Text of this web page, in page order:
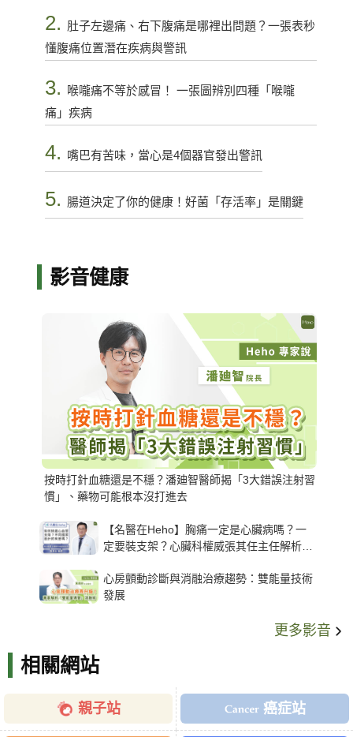
2. 肚子左邊痛、右下腹痛是哪裡出問題？一張表秒
懂腹痛位置潛在疾病與警訊
3.
喉嚨痛不等於感冒！ 一張圖辨別四種「喉嚨
痛」疾病
4. 嘴巴有苦味，當心是4個器官發出警訊
5. 腸道決定了你的健康！好菌「存活率」是關鍵
影音健康
按時打針血糖還是不穩？潘廸智醫師揭「3大錯誤注射習
慣」、藥物可能根本沒打進去
【名醫在Heho】胸痛一定是心臟病嗎？一
定要裝支架？心臟科權威張其任主任解析支
心房顫動診斷與消融治療趨勢：雙能量技術
發展
更多影音
相關網站
親子站 癌症站